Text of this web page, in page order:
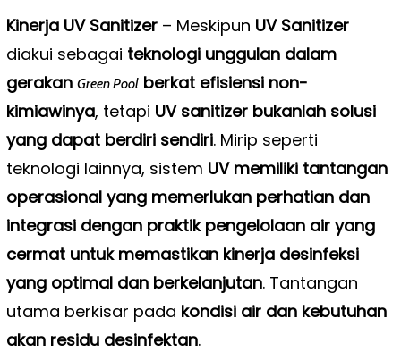
Kinerja UV Sanitizer – Meskipun UV Sanitizer
diakui sebagai teknologi unggulan dalam
gerakan Green Poolberkat efisiensi non-
kimiawinya, tetapi UV sanitizer bukanlah solusi
yang dapat berdiri sendiri. Mirip seperti
teknologi lainnya, sistem UV memiliki tantangan
operasional yang memerlukan perhatian dan
integrasi dengan praktik pengelolaan air yang
cermat untuk memastikan kinerja desinfeksi
yang optimal dan berkelanjutan. Tantangan
utama berkisar pada kondisi air dan kebutuhan
akan residu desinfektan.